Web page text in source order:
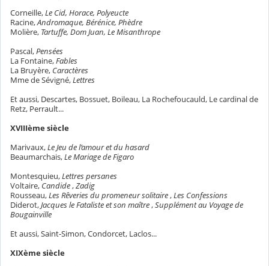
Corneille,Le Cid, Horace, Polyeucte
Racine,Andromaque, Bérénice, Phèdre
Molière, Tartuffe, Dom Juan, Le Misanthrope
Pascal,Pensées
La Fontaine,Fables
La Bruyère, Caractères
Mme de Sévigné,Lettres
Et aussi, Descartes, Bossuet, Boileau, La Rochefoucauld, Le cardinal de
Retz, Perrault...
XVIIIème siècle
Marivaux,Le Jeu de l’amour et du hasard
Beaumarchais,Le Mariage de Figaro
Montesquieu,Lettres persanes
Voltaire, Candide,Zadig
Rousseau,Les Rêveries du promeneur solitaire,Les Confessions
Diderot,Jacques le Fataliste et son maître,Supplément au Voyagede
Bougainville
Et aussi, Saint-Simon, Condorcet, Laclos...
XIXème siècle